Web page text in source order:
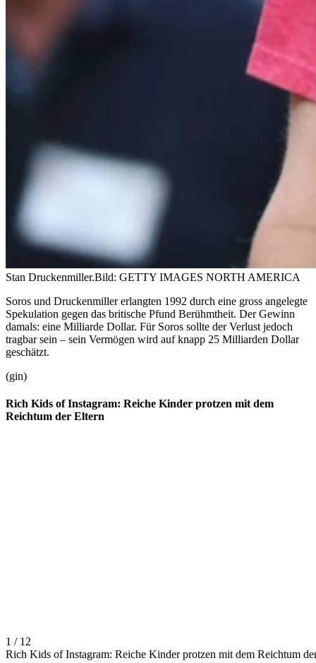
Stan Druckenmiller.Bild: GETTY IMAGES NORTH AMERICA
Soros und Druckenmiller erlangten 1992 durch eine gross angelegte
Spekulation gegen das britische Pfund Berühmtheit. Der Gewinn
damals: eine Milliarde Dollar. Für Soros sollte der Verlust jedoch
tragbar sein – sein Vermögen wird auf knapp 25 Milliarden Dollar
geschätzt.
(gin)
Rich Kids of Instagram: Reiche Kinder protzen mit dem
Reichtum der Eltern
1 / 12
Rich Kids of Instagram: Reiche Kinder protzen mit dem Reichtum